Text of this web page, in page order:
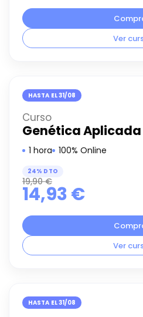
Ver
HASTA EL 31/08
Curso
Genética Aplicada
1 hora 100% Online
24% DTO
19,90€
14,93€
Ver
HASTA EL 31/08